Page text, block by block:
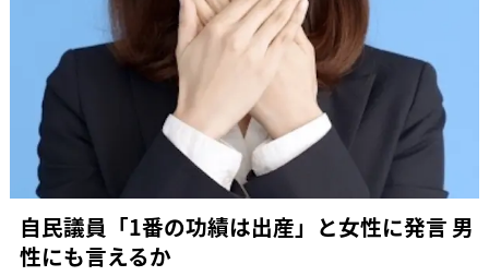
自民議員「1番の功績は出産」と女性に発言 男
性にも言えるか